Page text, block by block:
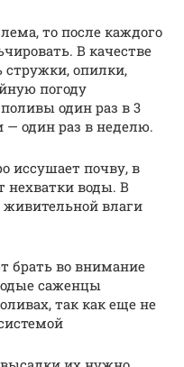
то после каждого
В качестве
опилки,
погоду
один раз в 3
один раз в неделю.
иссушает почву, в
нехватки воды. В
живительной влаги
брать во внимание
саженцы
так как еще не